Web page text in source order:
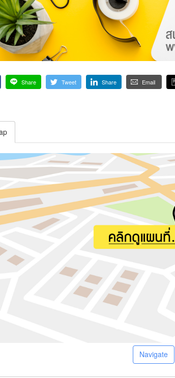
Share Tweet Share Email
Navigate